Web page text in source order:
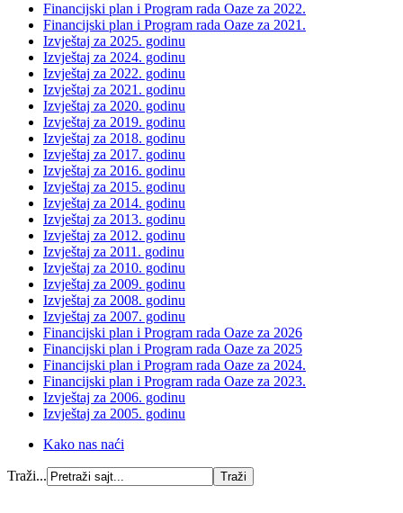
Financijski plan i Program rada Oaze za 2022.
Financijski plan i Program rada Oaze za 2021.
Izvještaj za 2025. godinu
Izvještaj za 2024. godinu
Izvještaj za 2022. godinu
Izvještaj za 2021. godinu
Izvještaj za 2020. godinu
Izvještaj za 2019. godinu
Izvještaj za 2018. godinu
Izvještaj za 2017. godinu
Izvještaj za 2016. godinu
Izvještaj za 2015. godinu
Izvještaj za 2014. godinu
Izvještaj za 2013. godinu
Izvještaj za 2012. godinu
Izvještaj za 2011. godinu
Izvještaj za 2010. godinu
Izvještaj za 2009. godinu
Izvještaj za 2008. godinu
Izvještaj za 2007. godinu
Financijski plan i Program rada Oaze za 2026
Financijski plan i Program rada Oaze za 2025
Financijski plan i Program rada Oaze za 2024.
Financijski plan i Program rada Oaze za 2023.
Izvještaj za 2006. godinu
Izvještaj za 2005. godinu
Kako nas naći
Traži...